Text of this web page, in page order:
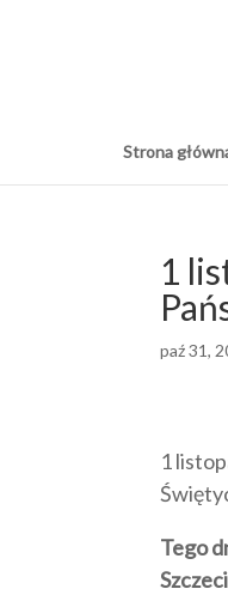
Strona
1
paź 31,
1
Tego